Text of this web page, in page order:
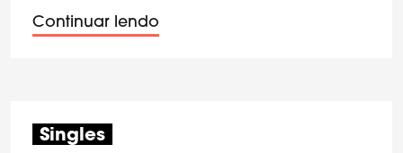
Continuar lendo
Singles